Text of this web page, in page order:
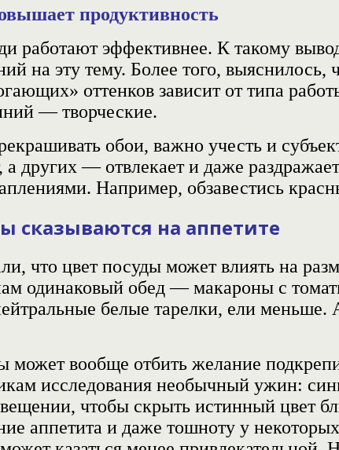
продуктивность
работают эффективнее. К такому
на эту тему. Более того,
оттенков зависит от типа
— творческие.
обои, важно учесть и
а других — отвлекает и даже
Например, обзавестись
сказываются на аппетите
что цвет посуды может влиять на
одинаковый обед — макароны с
белые тарелки, ели
может вообще отбить желание
исследования необычный ужин:
чтобы скрыть истинный цвет
аппетита и даже тошноту у